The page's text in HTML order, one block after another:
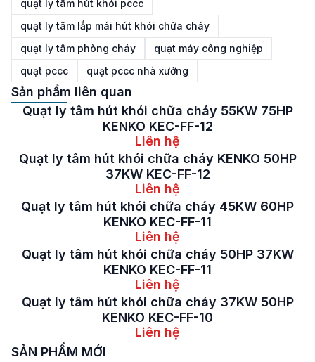
quạt ly tâm hút khói pccc
quạt ly tâm lắp mái hút khói chữa cháy
quạt ly tâm phòng cháy
quạt máy công nghiệp
quạt pccc
quạt pccc nhà xưởng
Sản phẩm liên quan
Quạt ly tâm hút khói chữa cháy 55KW 75HP
KENKO KEC-FF-12
Liên hệ
Quạt ly tâm hút khói chữa cháy KENKO 50HP
37KW KEC-FF-12
Liên hệ
Quạt ly tâm hút khói chữa cháy 45KW 60HP
KENKO KEC-FF-11
Liên hệ
Quạt ly tâm hút khói chữa cháy 50HP 37KW
KENKO KEC-FF-11
Liên hệ
Quạt ly tâm hút khói chữa cháy 37KW 50HP
KENKO KEC-FF-10
Liên hệ
SẢN PHẨM MỚI